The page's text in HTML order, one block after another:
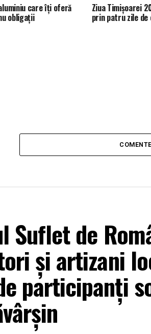
care îți oferă
obligații
Ziua Timișoarei
prin patru zile de
Suflet de
și artizani
participanți